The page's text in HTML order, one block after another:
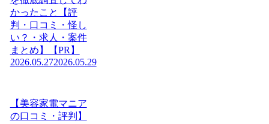
かったこと【評
判・口コミ・怪し
い？・求人・案件
まとめ】【PR】
2026.05.272026.05.29
【美容家電マニア
の口コミ・評判】